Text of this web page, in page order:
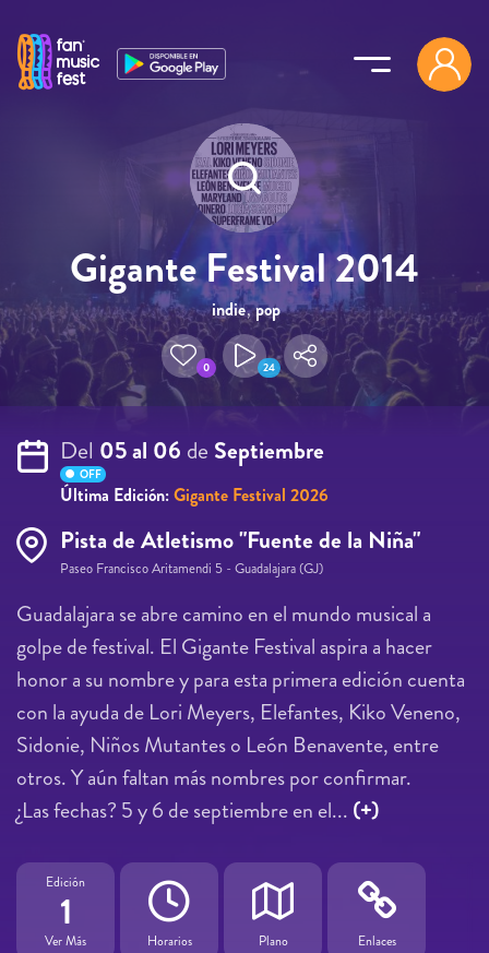
Gigante Festival 2014
indie,pop
0 24
Del 05 al 06 de Septiembre
OFF
Última Edición:Gigante Festival 2026
Pista de Atletismo "Fuente de la Niña"
Paseo Francisco Aritamendi 5 - Guadalajara (GJ)
Guadalajara se abre camino en el mundo musical a
golpe de festival. El Gigante Festival aspira a hacer
honor a su nombre y para esta primera edición cuenta
con la ayuda de Lori Meyers, Elefantes, Kiko Veneno,
Sidonie, Niños Mutantes o León Benavente, entre
otros. Y aún faltan más nombres por confirmar.
¿Las fechas? 5 y 6 de septiembre en el... (+)
Edición
1
Ver Más Horarios Plano Enlaces